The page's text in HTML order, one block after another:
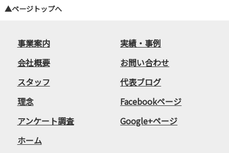
▲ページトップへ
事業案内
実績・事例
会社概要
スタッフ
理念
アンケート調査
ホーム
お問い合わせ
代表ブログ
Facebookページ
Google+ページ